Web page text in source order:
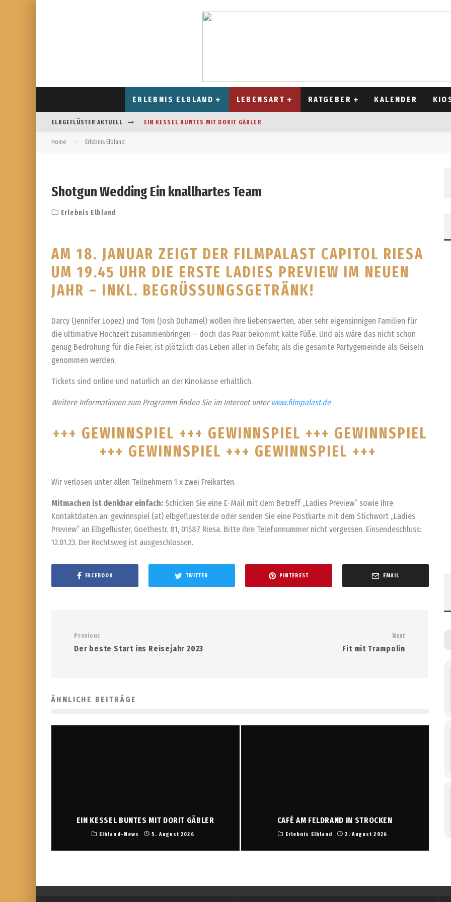
ERLEBNIS ELBLAND LEBENSART RATGEBER KALENDER
ELBGEFLÜSTER AKTUELL EIN KESSEL BUNTES MIT DORIT GÄBLER
Home Erlebnis Elbland
Shotgun Wedding Ein knallhartes Team
Erlebnis Elbland
AM 18. JANUAR ZEIGT DER FILMPALAST CAPITOL RIESA
UM 19.45 UHR DIE ERSTE LADIES PREVIEW IM NEUEN
JAHR – INKL. BEGRÜSSUNGSGETRÄNK!
Darcy (Jennifer Lopez) und Tom (Josh Duhamel) wollen ihre liebenswerten, aber sehr eigensinnigen Familien für
die ultimative Hochzeit zusammenbringen – doch das Paar bekommt kalte Füße. Und als wäre das nicht schon
genug Bedrohung für die Feier, ist plötzlich das Leben aller in Gefahr, als die gesamte Partygemeinde als Geiseln
genommen werden.
Tickets sind online und natürlich an der Kinokasse erhältlich.
Weitere Informationen zum Programm finden Sie im Internet unter www.filmpalast.de
+++ GEWINNSPIEL +++ GEWINNSPIEL +++ GEWINNSPIEL
+++ GEWINNSPIEL +++ GEWINNSPIEL +++
Wir verlosen unter allen Teilnehmern 1 x zwei Freikarten.
Mitmachen ist denkbar einfach: Schicken Sie eine E-Mail mit dem Betreff „Ladies Preview“ sowie Ihre
Kontaktdaten an: gewinnspiel (at) elbgefluester.de oder senden Sie eine Postkarte mit dem Stichwort „Ladies
Preview“ an Elbgeflüster, Goethestr. 81, 01587 Riesa. Bitte Ihre Telefonnummer nicht vergessen. Einsendeschluss:
12.01.23. Der Rechtsweg ist ausgeschlossen.
FACEBOOK TWITTER PINTEREST EMAIL
Previous
Der beste Start ins Reisejahr 2023
Next
Fit mit Trampolin
ÄHNLICHE BEITRÄGE
EIN KESSEL BUNTES MIT DORIT GÄBLER
Elbland-News 5. August 2026
CAFÉ AM FELDRAND IN STROCKEN
Erlebnis Elbland 2. August 2026